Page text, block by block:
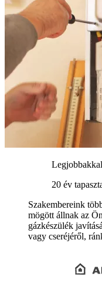
20 év
Szakembereink
mögött állnak az
gázkészülék
vagy cseréjéről,